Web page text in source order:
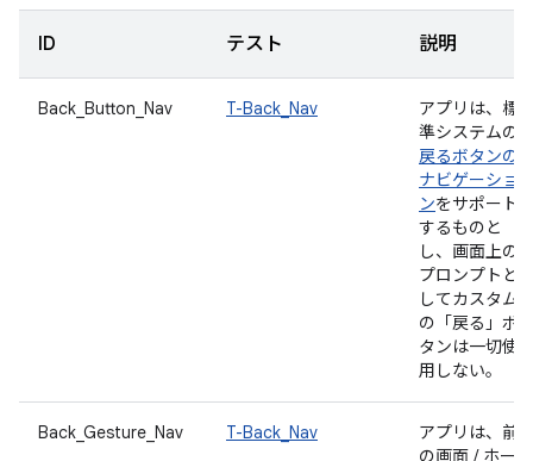
ID テスト 説明
Back_Button_Nav T-Back_Nav
アプリは、標
準システムの
戻るボタンの
ナビゲーショ
ンをサポート
するものと
し、画面上の
プロンプトと
してカスタム
の「戻る」ボ
タンは一切使
用しない。
Back_Gesture_Nav T-Back_Nav
アプリは、前
の画面 / ホー